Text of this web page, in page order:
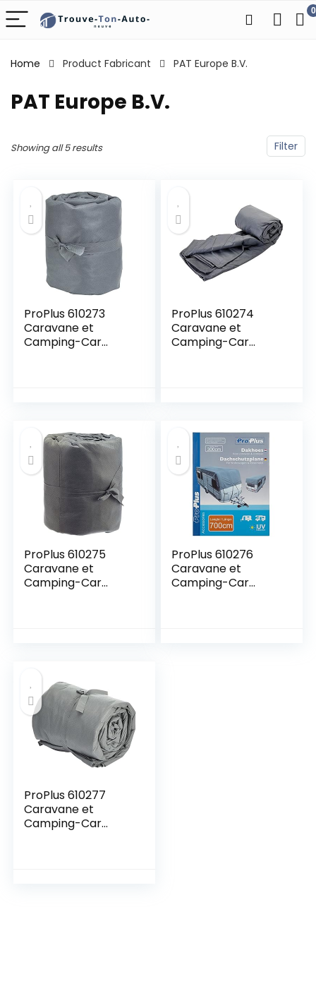
0
Home Product Fabricant ‎PAT Europe B.V.
‎PAT Europe B.V.
Filter
Showing all 5 results
ProPlus 610273
Caravane et
Camping-Car
ProPlus 610274
Caravane et
Camping-Car
ProPlus 610275
Caravane et
Camping-Car
ProPlus 610276
Caravane et
Camping-Car
ProPlus 610277
Caravane et
Camping-Car